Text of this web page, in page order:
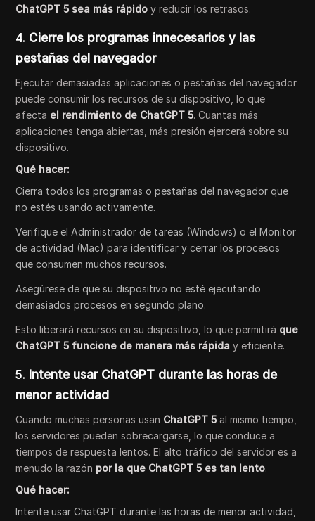
ChatGPT 5 sea más rápido y reducir los retrasos.
4. Cierre los programas innecesarios y las
pestañas del navegador
Ejecutar demasiadas aplicaciones o pestañas del navegador
puede consumir los recursos de su dispositivo, lo que
afecta el rendimiento de ChatGPT 5. Cuantas más
aplicaciones tenga abiertas, más presión ejercerá sobre su
dispositivo.
Qué hacer:
Cierra todos los programas o pestañas del navegador que
no estés usando activamente.
Verifique el Administrador de tareas (Windows) o el Monitor
de actividad (Mac) para identificar y cerrar los procesos
que consumen muchos recursos.
Asegúrese de que su dispositivo no esté ejecutando
demasiados procesos en segundo plano.
Esto liberará recursos en su dispositivo, lo que permitirá que
ChatGPT 5 funcione de manera más rápida y eficiente.
5. Intente usar ChatGPT durante las horas de
menor actividad
Cuando muchas personas usan ChatGPT 5 al mismo tiempo,
los servidores pueden sobrecargarse, lo que conduce a
tiempos de respuesta lentos. El alto tráfico del servidor es a
menudo la razón por la que ChatGPT 5 es tan lento.
Qué hacer:
Intente usar ChatGPT durante las horas de menor actividad,